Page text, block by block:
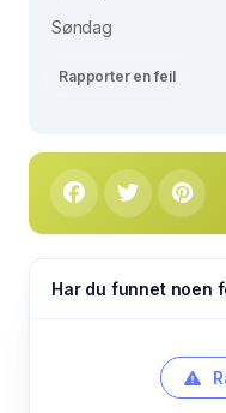
Søndag
Rapporter en feil
Har du funnet noen